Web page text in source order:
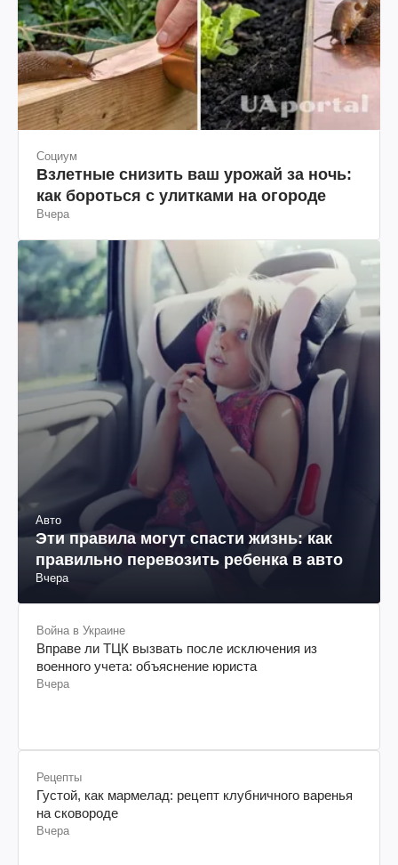
Социум
Взлетные снизить ваш урожай за ночь:
как бороться с улитками на огороде
Вчера
Авто
Эти правила могут спасти жизнь: как
правильно перевозить ребенка в авто
Вчера
Война в Украине
Вправе ли ТЦК вызвать после исключения из
военного учета: объяснение юриста
Вчера
Рецепты
Густой, как мармелад: рецепт клубничного варенья
на сковороде
Вчера